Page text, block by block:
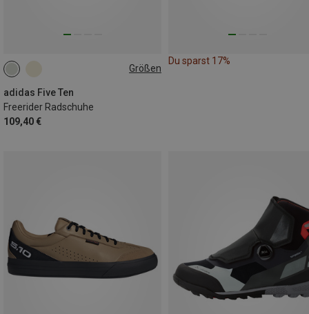
Größen
adidas Five Ten
Freerider Radschuhe
109,40 €
Du sparst 17%